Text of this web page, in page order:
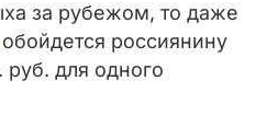
за рубежом, то даже
россиянину
руб. для одного